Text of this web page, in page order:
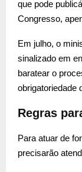
que pode
Congresso,
Em julho, o
sinalizado em
baratear o
obrigatoriedade
Regras
Para atuar de
precisarão